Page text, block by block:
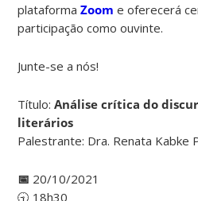
plataformaZoom e oferecerá
participação como ouvinte.
Junte-se a nós!
Título:Análise crítica do
literários
Palestrante: Dra. Renata Kabke
📅 20/10/2021
🕤 18h30